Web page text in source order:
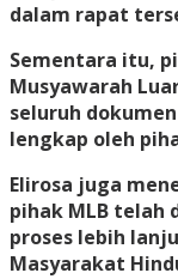
dalam rapat
Sementara itu,
Musyawarah
seluruh
lengkap oleh
Elirosa juga
pihak MLB
proses lebih
Masyarakat